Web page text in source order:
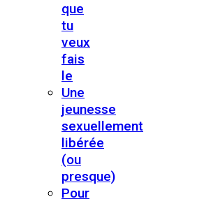
que
tu
veux
fais
le
Une
jeunesse
sexuellement
libérée
(ou
presque)
Pour